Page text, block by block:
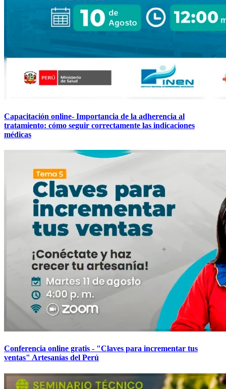
Capacitación online- Importancia de la adherencia al
tratamiento: cómo seguir correctamente las indicaciones
médicas
Conferencia online gratis - "Claves para incrementar tus
ventas" Artesanías del Perú